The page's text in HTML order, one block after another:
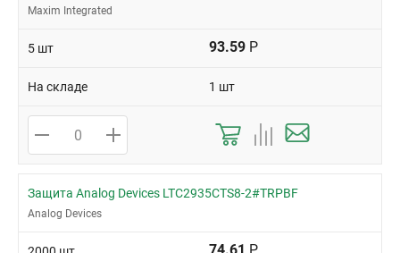
Maxim Integrated
5 шт 93.59 Р
На складе 1 шт
Защита Analog Devices LTC2935CTS8-2#TRPBF
Analog Devices